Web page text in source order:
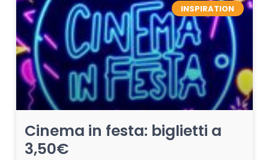
INSPIRATION
Cinema in festa: biglietti a
3,50€